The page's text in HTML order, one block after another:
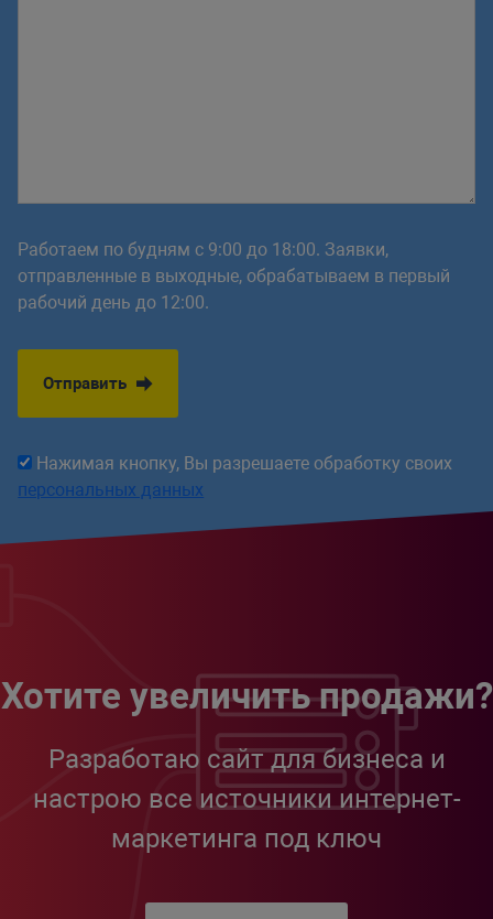
Работаем по будням с 9:00 до 18:00. Заявки,
отправленные в выходные, обрабатываем в первый
рабочий день до 12:00.
Отправить
Нажимая кнопку, Вы разрешаете обработку своих
персональных данных
Хотите увеличить продажи?
Разработаю сайт для бизнеса и
настрою все источники интернет-
маркетинга под ключ